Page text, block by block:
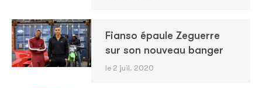
Fianso épaule Zeguerre
sur son nouveau banger
le 2 juil. 2020